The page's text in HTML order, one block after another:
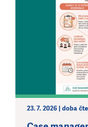
23. 7. 2026 | doba